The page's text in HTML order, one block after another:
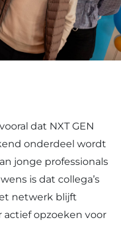
dat NXT GEN
onderdeel wordt
jonge professionals
is dat collega’s
netwerk blijft
opzoeken voor